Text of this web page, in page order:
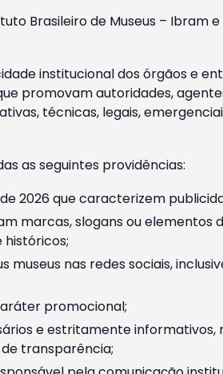
Brasileiro de Museus – Ibram
institucional dos órgãos e
promovam autoridades,
técnicas, legais,
as seguintes providências:
2026 que caracterizem
marcas, slogans ou elementos
nas redes sociais,
promocional;
e estritamente
transparência;